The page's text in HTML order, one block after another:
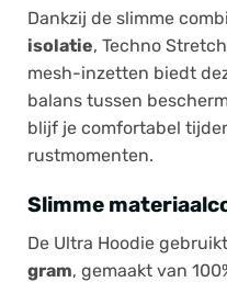
Dankzij de slimme
isolatie, Techno
mesh-inzetten biedt
balans tussen
blijf je comfortabel
rustmomenten.
Slimme
De Ultra Hoodie gebruikt
gram, gemaakt van